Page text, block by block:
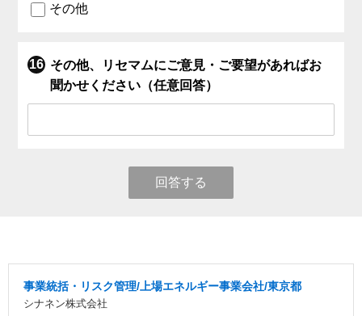
その他
その他、リセマムにご意見・ご要望があればお
聞かせください（任意回答）
回答する
事業統括・リスク管理/上場エネルギー事業会社/東京都
シナネン株式会社